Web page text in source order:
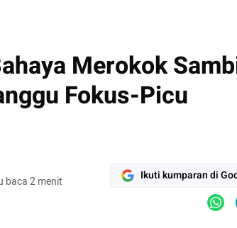
Merokok
Fokus-Picu
baca 2 menit Ikuti kumparan di